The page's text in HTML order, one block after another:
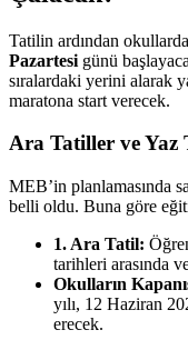
Tatilin ardından
Pazartesi günü
sıralardaki yerini alarak
maratona start verecek.
Ara Tatiller ve Yaz
MEB’in planlamasında
belli oldu. Buna göre
1. Ara Tatil:
tarihleri arasında
Okulların
yılı, 12 Haziran
erecek.